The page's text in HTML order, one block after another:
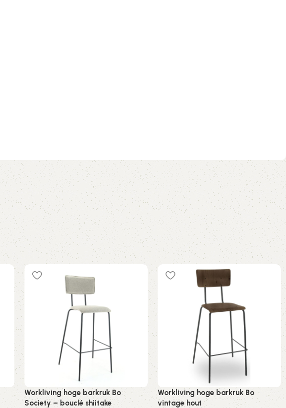
Workliving hoge barkruk Bo
Society – bouclé shiitake
Workliving hoge barkruk Bo
vintage hout